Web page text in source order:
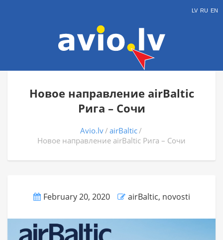
LV RU EN
Новое направление airBaltic
Рига – Сочи
Avio.lv
airBaltic
Новое направление airBaltic Рига – Сочи
February 20, 2020 airBaltic, novosti